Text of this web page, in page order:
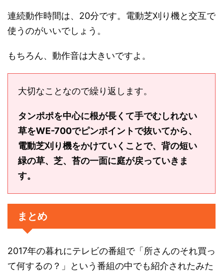
連続動作時間は、20分です。電動芝刈り機と交互で
使うのがいいでしょう。
もちろん、動作音は大きいですよ。
大切なことなので繰り返します。
タンポポを中心に根が長くて手でむしれない
草をWE-700でピンポイントで抜いてから、
電動芝刈り機をかけていくことで、背の短い
緑の草、芝、苔の一面に庭が戻っていきま
す。
まとめ
2017年の暮れにテレビの番組で「所さんのそれ買っ
て何するの？」という番組の中でも紹介されたみた